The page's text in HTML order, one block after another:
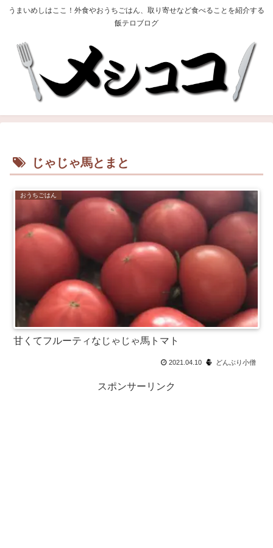
うまいめしはここ！外食やおうちごはん、取り寄せなど食べることを紹介する
飯テロブログ
じゃじゃ馬とまと
おうちごはん
甘くてフルーティなじゃじゃ馬トマト
2021.04.10 どんぶり小僧
スポンサーリンク